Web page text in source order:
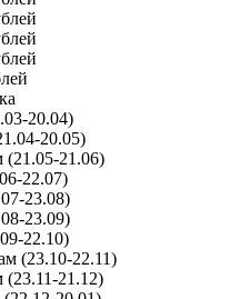
20.04)
20.05)
(21.05-21.06)
22.07)
23.08)
23.09)
22.10)
(23.10-22.11)
21.12)